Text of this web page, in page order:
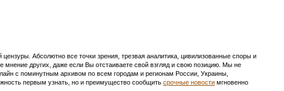
Абсолютно все точки зрения, трезвая аналитика, цивилизованные споры и
других, даже если Вы отстаиваете свой взгляд и свою позицию. Мы не
с поминутным архивом по всем городам и регионам России, Украины,
первым узнать, но и преимущество сообщить срочные новости мгновенно